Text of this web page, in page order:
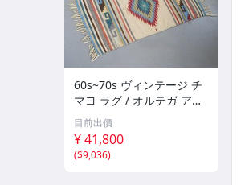
60s~70s ヴィンテージ チ
マヨ ラグ / オルテガ アメ
リカ アンティーク マット
カーペット 絨毯 アンティ
ーク インテリア #710-60-
039-506
目前出價
¥ 41,800
($9,036)